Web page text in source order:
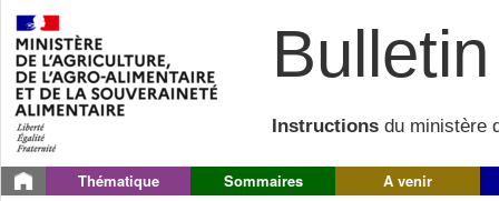
Instructions du ministère
Thématique Sommaires A venir